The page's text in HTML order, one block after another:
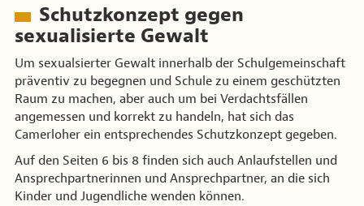
Schutzkonzept gegen
sexualisierte Gewalt
Um sexualsierter Gewalt innerhalb der Schulgemeinschaft
präventiv zu begegnen und Schule zu einem geschützten
Raum zu machen, aber auch um bei Verdachtsfällen
angemessen und korrekt zu handeln, hat sich das
Camerloher ein entsprechendes Schutzkonzept gegeben.
Auf den Seiten 6 bis 8 finden sich auch Anlaufstellen und
Ansprechpartnerinnen und Ansprechpartner, an die sich
Kinder und Jugendliche wenden können.